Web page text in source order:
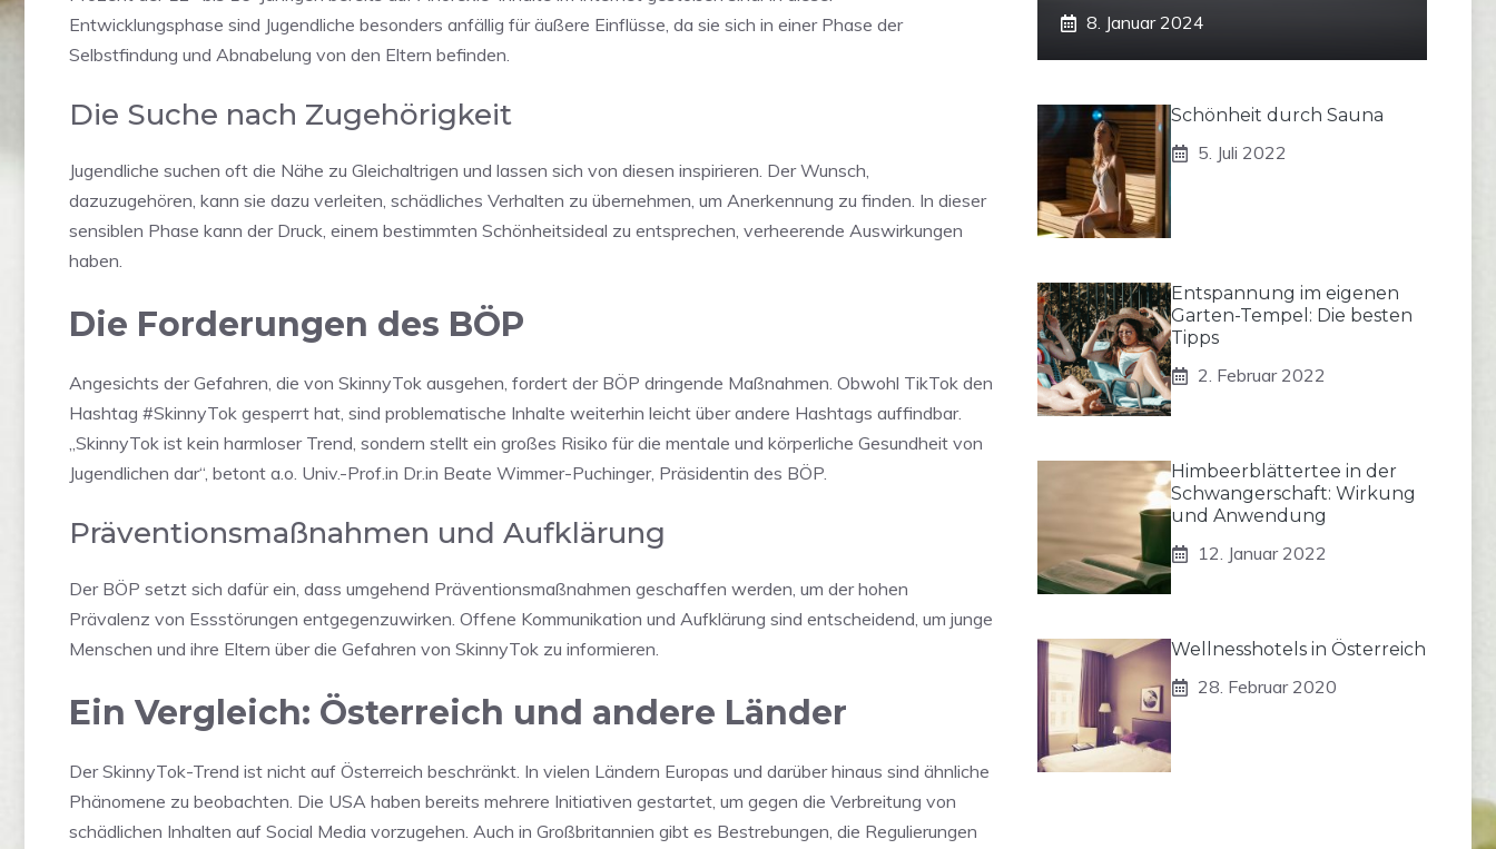
Entwicklungsphase sind Jugendliche besonders anfällig für äußere Einflüsse, da sie sich in einer Phase der
Selbstfindung und Abnabelung von den Eltern befinden.
Die Suche nach Zugehörigkeit
Jugendliche suchen oft die Nähe zu Gleichaltrigen und lassen sich von diesen inspirieren. Der Wunsch,
dazuzugehören, kann sie dazu verleiten, schädliches Verhalten zu übernehmen, um Anerkennung zu finden. In dieser
sensiblen Phase kann der Druck, einem bestimmten Schönheitsideal zu entsprechen, verheerende Auswirkungen
haben.
Die Forderungen des BÖP
Angesichts der Gefahren, die von SkinnyTok ausgehen, fordert der BÖP dringende Maßnahmen. Obwohl TikTok den
Hashtag #SkinnyTok gesperrt hat, sind problematische Inhalte weiterhin leicht über andere Hashtags auffindbar.
„SkinnyTok ist kein harmloser Trend, sondern stellt ein großes Risiko für die mentale und körperliche Gesundheit von
Jugendlichen dar“, betont a.o. Univ.-Prof.in Dr.in Beate Wimmer-Puchinger, Präsidentin des BÖP.
Präventionsmaßnahmen und Aufklärung
Der BÖP setzt sich dafür ein, dass umgehend Präventionsmaßnahmen geschaffen werden, um der hohen
Prävalenz von Essstörungen entgegenzuwirken. Offene Kommunikation und Aufklärung sind entscheidend, um junge
Menschen und ihre Eltern über die Gefahren von SkinnyTok zu informieren.
Ein Vergleich: Österreich und andere Länder
Der SkinnyTok-Trend ist nicht auf Österreich beschränkt. In vielen Ländern Europas und darüber hinaus sind ähnliche
Phänomene zu beobachten. Die USA haben bereits mehrere Initiativen gestartet, um gegen die Verbreitung von
schädlichen Inhalten auf Social Media vorzugehen. Auch in Großbritannien gibt es Bestrebungen, die Regulierungen
8. Januar 2024
Schönheit durch Sauna
5. Juli 2022
Entspannung im eigenen
Garten-Tempel: Die besten
Tipps
2. Februar 2022
Himbeerblättertee in der
Schwangerschaft: Wirkung
und Anwendung
12. Januar 2022
Wellnesshotels in Österreich
28. Februar 2020